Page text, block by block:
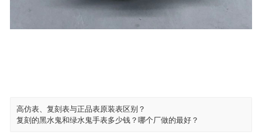
高仿表、复刻表与正品表原装表区别？
复刻的黑水鬼和绿水鬼手表多少钱？哪个厂做的最好？